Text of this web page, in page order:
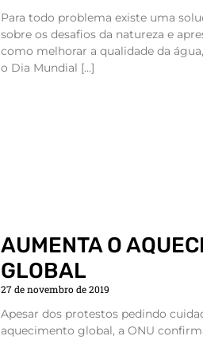
Para todo problema existe uma
sobre os desafios da natureza e
como melhorar a qualidade da
o Dia Mundial […]
AUMENTA O
GLOBAL
27 de novembro de 2019
Apesar dos protestos pedindo
aquecimento global, a ONU